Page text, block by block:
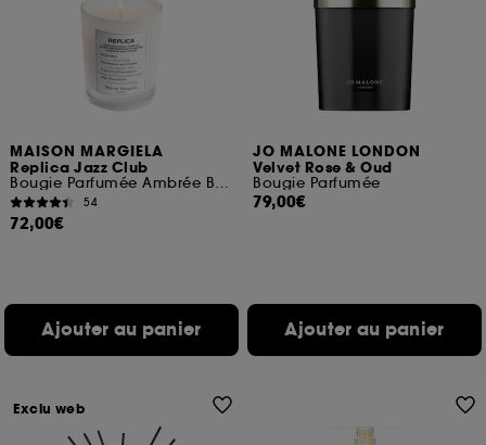
MAISON MARGIELA
Replica Jazz Club
Bougie Parfumée Ambrée Boisée
54
72,00€
Ajouter au panier
JO MALONE LONDON
Velvet Rose & Oud
Bougie Parfumée
79,00€
Ajouter au panier
Exclu web